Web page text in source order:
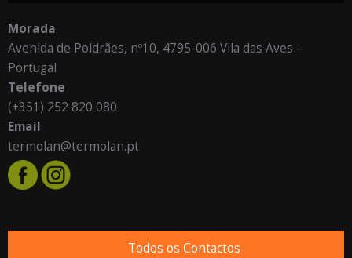
Morada
Avenida de Poldrães, nº10, 4795-006 Vila das Aves –
Portugal
Telefone
(+351) 252 820 080
Email
termolan@termolan.pt
Todos os Contactos